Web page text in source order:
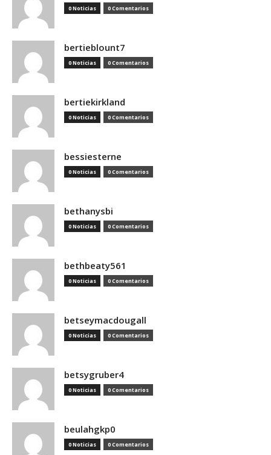
0 Noticias 0 Comentarios
bertieblount7
0 Noticias 0 Comentarios
bertiekirkland
0 Noticias 0 Comentarios
bessiesterne
0 Noticias 0 Comentarios
bethanysbi
0 Noticias 0 Comentarios
bethbeaty561
0 Noticias 0 Comentarios
betseymacdougall
0 Noticias 0 Comentarios
betsygruber4
0 Noticias 0 Comentarios
beulahgkp0
0 Noticias 0 Comentarios